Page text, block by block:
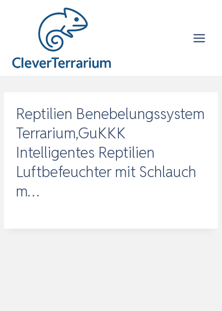
Reptilien Benebelungssystem
Terrarium,GuKKK
Intelligentes Reptilien
Luftbefeuchter mit Schlauch
m…